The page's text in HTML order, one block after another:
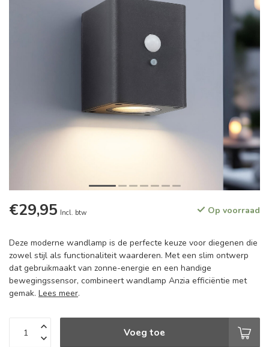
€29,95 Incl. btw Op voorraad
Deze moderne wandlamp is de perfecte keuze voor diegenen die
zowel stijl als functionaliteit waarderen. Met een slim ontwerp
dat gebruikmaakt van zonne-energie en een handige
bewegingssensor, combineert wandlamp Anzia efficiëntie met
gemak. Lees meer.
Voeg toe